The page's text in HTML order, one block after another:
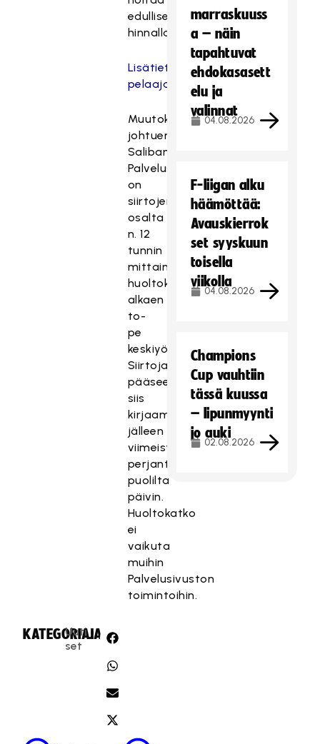
edullisemmalla
hinnalla.
Lisätietoa
pelaajasiirroista.
Muutoksesta
johtuen
Salibandyn
Palvelusivustolla
on
siirtojen
osalta
n. 12
tunnin
mittainen
huoltokatkos
alkaen
to-
pe
keskiyöllä.
Siirtoja
pääsee
siis
kirjaamaan
jälleen
viimeistään
perjantaina
puolilta
päivin.
Huoltokatko
ei
vaikuta
muihin
Palvelusivuston
toimintoihin.
KATEGORIA:
Uuti
set
JAA:
marraskuuss
a – näin
tapahtuvat
ehdokasasett
elu ja
valinnat
04.08.2026
F-liigan alku
häämöttää:
Avauskierrok
set syyskuun
toisella
viikolla
04.08.2026
Champions
Cup vauhtiin
tässä kuussa
– lipunmyynti
jo auki
02.08.2026